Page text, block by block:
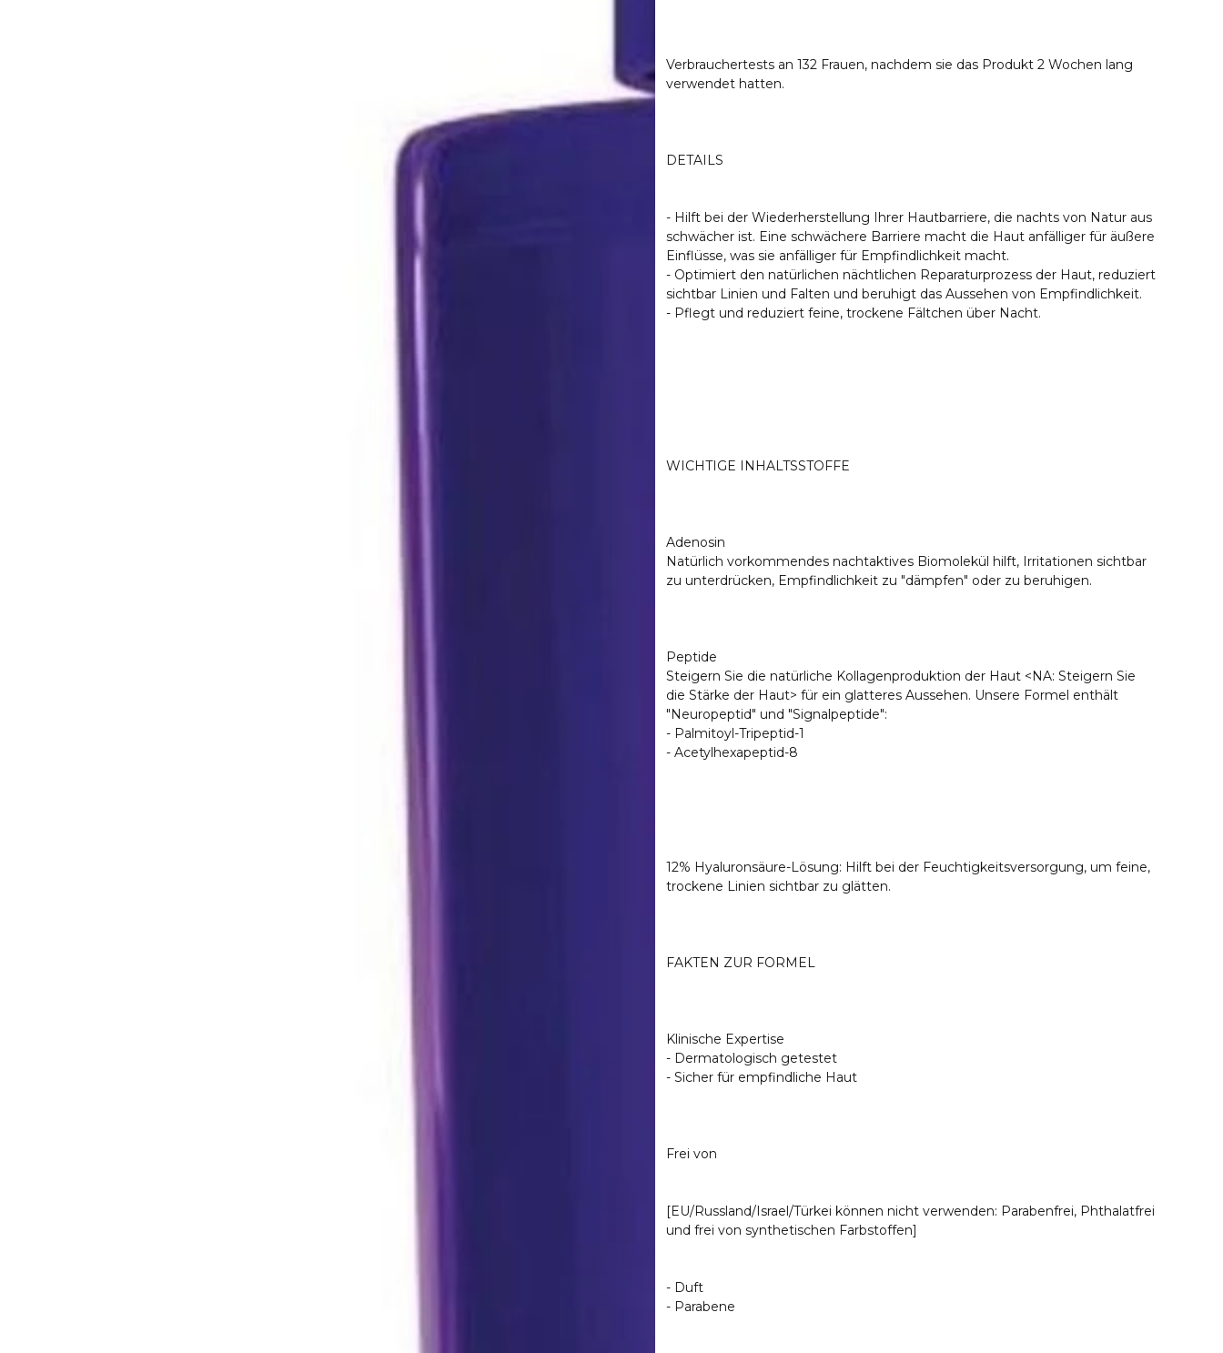
Verbrauchertests an 132 Frauen, nachdem sie das Produkt 2 Wochen lang
verwendet hatten.
DETAILS
- Hilft bei der Wiederherstellung Ihrer Hautbarriere, die nachts von Natur aus
schwächer ist. Eine schwächere Barriere macht die Haut anfälliger für äußere
Einflüsse, was sie anfälliger für Empfindlichkeit macht.
- Optimiert den natürlichen nächtlichen Reparaturprozess der Haut, reduziert
sichtbar Linien und Falten und beruhigt das Aussehen von Empfindlichkeit.
- Pflegt und reduziert feine, trockene Fältchen über Nacht.
WICHTIGE INHALTSSTOFFE
Adenosin
Natürlich vorkommendes nachtaktives Biomolekül hilft, Irritationen sichtbar
zu unterdrücken, Empfindlichkeit zu "dämpfen" oder zu beruhigen.
Peptide
Steigern Sie die natürliche Kollagenproduktion der Haut <NA: Steigern Sie
die Stärke der Haut> für ein glatteres Aussehen. Unsere Formel enthält
"Neuropeptid" und "Signalpeptide":
- Palmitoyl-Tripeptid-1
- Acetylhexapeptid-8
12% Hyaluronsäure-Lösung: Hilft bei der Feuchtigkeitsversorgung, um feine,
trockene Linien sichtbar zu glätten.
FAKTEN ZUR FORMEL
Klinische Expertise
- Dermatologisch getestet
- Sicher für empfindliche Haut
Frei von
[EU/Russland/Israel/Türkei können nicht verwenden: Parabenfrei, Phthalatfrei
und frei von synthetischen Farbstoffen]
- Duft
- Parabene